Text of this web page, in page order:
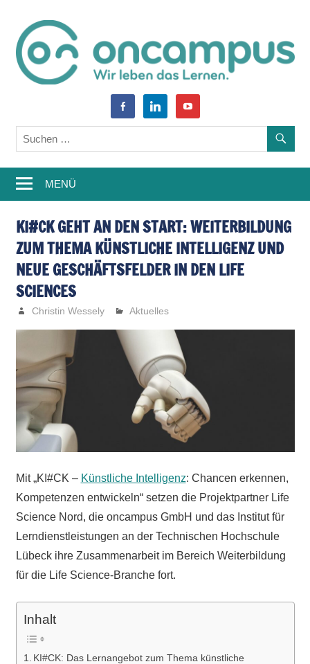
springen
oncampus-
Blog
–
Weiterbildung,
Studium,
Wissen
Learning
facebook-
alt
linkedin youtube
MENÜ
KI#CK GEHT AN DEN START: WEITERBILDUNG
ZUM THEMA KÜNSTLICHE INTELLIGENZ UND
NEUE GESCHÄFTSFELDER IN DEN LIFE
SCIENCES
Christin Wessely Aktuelles
Mit „KI#CK – Künstliche Intelligenz: Chancen erkennen,
Kompetenzen entwickeln“ setzen die Projektpartner Life
Science Nord, die oncampus GmbH und das Institut für
Lerndienstleistungen an der Technischen Hochschule
Lübeck ihre Zusammenarbeit im Bereich Weiterbildung
für die Life Science-Branche fort.
Inhalt
KI#CK: Das Lernangebot zum Thema künstliche